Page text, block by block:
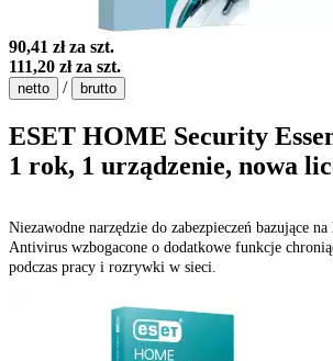
90,41 złza szt.
111,20 złza szt.
netto / brutto
ESET HOME Security
1 rok, 1 urządzenie, nowa
Niezawodne narzędzie do zabezpieczeń bazujące
Antivirus wzbogacone o dodatkowe funkcje
podczas pracy i rozrywki w sieci.